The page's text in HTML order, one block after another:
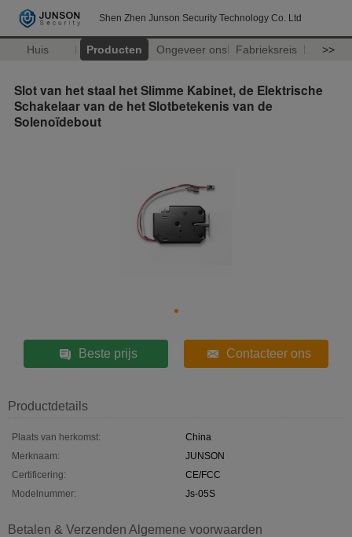
Shen Zhen Junson Security Technology Co. Ltd
Huis Producten Ongeveer ons Fabrieksreis >>
Slot van het staal het Slimme Kabinet, de Elektrische
Schakelaar van de het Slotbetekenis van de
Solenoïdebout
Beste prijs Contacteer ons
Productdetails
Plaats van herkomst:
China
Merknaam:
JUNSON
Certificering:
CE/FCC
Modelnummer:
Js-05S
Betalen & Verzenden Algemene voorwaarden